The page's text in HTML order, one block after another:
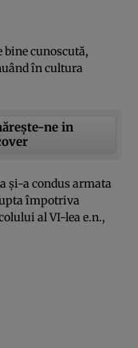
bine cunoscută,
în cultura
ne in
şi-a condus armata
împotriva
al VI-lea e.n.,